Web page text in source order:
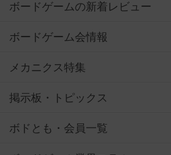
ボードゲームの新着レビュー
ボードゲーム会情報
メカニクス特集
掲示板・トピックス
ボドとも・会員一覧